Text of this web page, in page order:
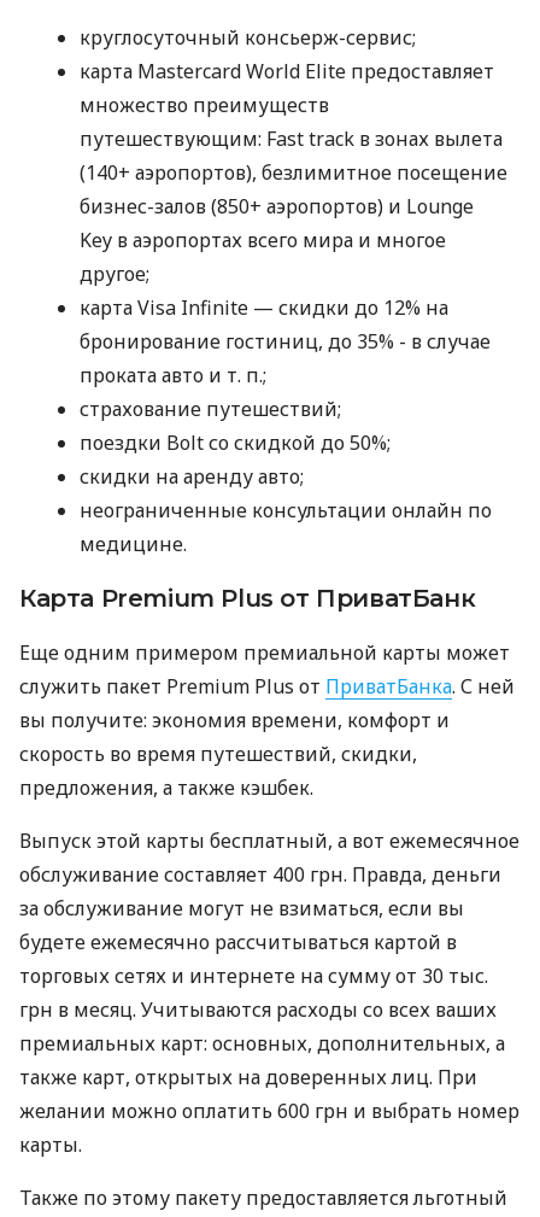
круглосуточный консьерж-сервис;
карта Mastercard World Elite предоставляет
множество преимуществ
путешествующим: Fast track в зонах вылета
(140+ аэропортов), безлимитное посещение
бизнес-залов (850+ аэропортов) и Lounge
Key в аэропортах всего мира и многое
другое;
карта Visa Infinite — скидки до 12% на
бронирование гостиниц, до 35% - в случае
проката авто и т. п.;
страхование путешествий;
поездки Bolt со скидкой до 50%;
скидки на аренду авто;
неограниченные консультации онлайн по
медицине.
Карта Premium Plus от ПриватБанк
Еще одним примером премиальной карты может
служить пакет Premium Plus от ПриватБанка. С ней
вы получите: экономия времени, комфорт и
скорость во время путешествий, скидки,
предложения, а также кэшбек.
Выпуск этой карты бесплатный, а вот ежемесячное
обслуживание составляет 400 грн. Правда, деньги
за обслуживание могут не взиматься, если вы
будете ежемесячно рассчитываться картой в
торговых сетях и интернете на сумму от 30 тыс.
грн в месяц. Учитываются расходы со всех ваших
премиальных карт: основных, дополнительных, а
также карт, открытых на доверенных лиц. При
желании можно оплатить 600 грн и выбрать номер
карты.
Также по этому пакету предоставляется льготный